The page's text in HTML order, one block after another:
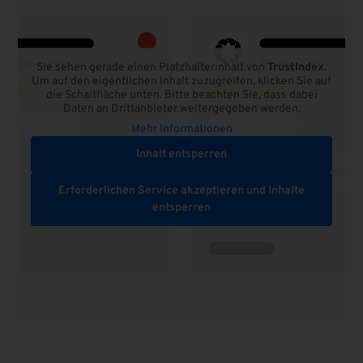
Sie sehen gerade einen Platzhalterinhalt von TrustIndex.
Um auf den eigentlichen Inhalt zuzugreifen, klicken Sie auf
die Schaltfläche unten. Bitte beachten Sie, dass dabei
Daten an Drittanbieter weitergegeben werden.
Mehr Informationen
Inhalt entsperren
Erforderlichen Service akzeptieren und Inhalte
entsperren